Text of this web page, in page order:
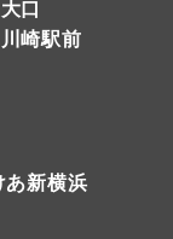
口
崎駅前
あ新横浜